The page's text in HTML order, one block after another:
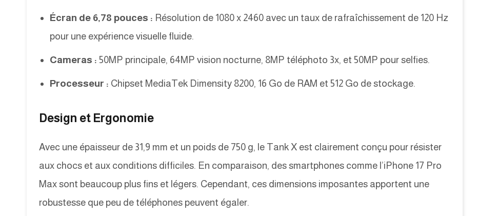
Écran de 6,78 pouces : Résolution de 1080 x 2460 avec un taux de rafraîchissement de 120 Hz
pour une expérience visuelle fluide.
Cameras : 50MP principale, 64MP vision nocturne, 8MP téléphoto 3x, et 50MP pour selfies.
Processeur : Chipset MediaTek Dimensity 8200, 16 Go de RAM et 512 Go de stockage.
Design et Ergonomie
Avec une épaisseur de 31,9 mm et un poids de 750 g, le Tank X est clairement conçu pour résister
aux chocs et aux conditions difficiles. En comparaison, des smartphones comme l’iPhone 17 Pro
Max sont beaucoup plus fins et légers. Cependant, ces dimensions imposantes apportent une
robustesse que peu de téléphones peuvent égaler.